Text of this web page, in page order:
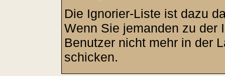
Die Ignorier-Liste ist dazu
Wenn Sie jemanden zu der
Benutzer nicht mehr in der
schicken.